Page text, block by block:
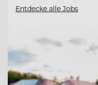
Entdecke alle Jobs